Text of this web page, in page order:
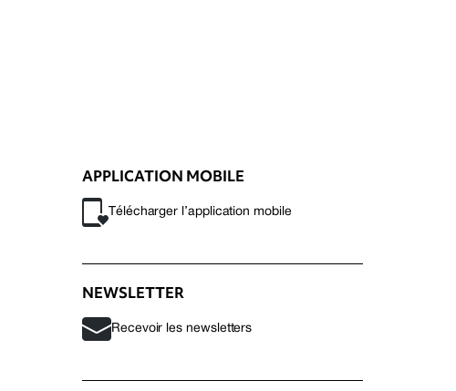
APPLICATION MOBILE
Télécharger l’application mobile
NEWSLETTER
Recevoir les newsletters